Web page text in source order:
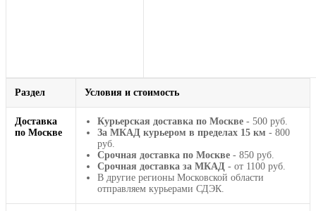
Раздел Условия и стоимость
Доставка
по Москве
Курьерская доставка по Москве - 500 руб.
За МКАД курьером в пределах 15 км - 800
руб.
Срочная доставка по Москве - 850 руб.
Срочная доставка за МКАД - от 1100 руб.
В другие регионы Московской области
отправляем курьерами СДЭК.